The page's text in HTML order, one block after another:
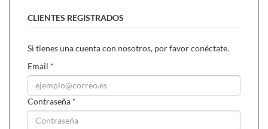
CLIENTES REGISTRADOS
Si tienes una cuenta con nosotros, por favor conéctate.
Email *
Contraseña *